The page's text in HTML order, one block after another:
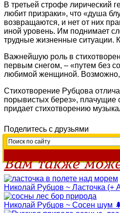
В третьей строфе лирический
любит призраки», что «душа
возвращаются, и нет от них
иной уровень. Им поднимает
трудные жизненные ситуации.
Важнейшую роль в
первым снегом, – «путем без
любимой женщиной. Возможно,
Стихотворение Рубцова
порывистых берез», плачущие
придает стихотворению
Поделитесь с друзьями
Вам также
Николай Рубцов ~ Ласточка (+
Николай Рубцов ~ Сосен шум